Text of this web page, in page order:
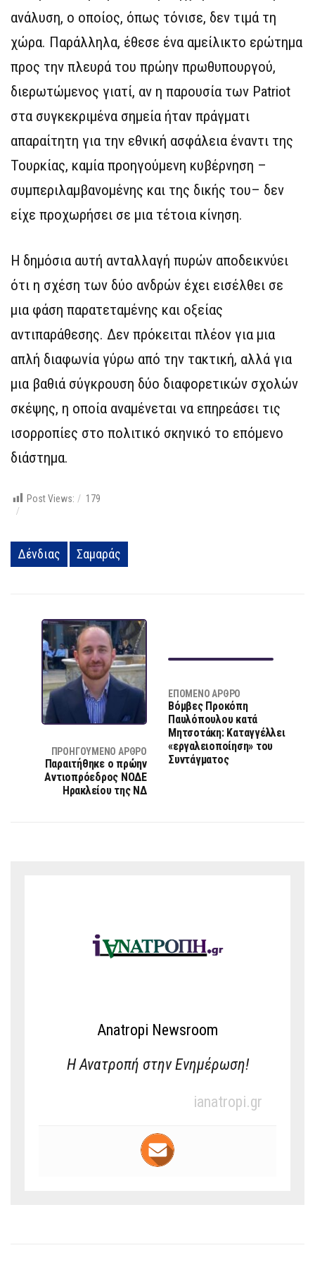
ανάλυση, ο οποίος, όπως τόνισε, δεν τιμά τη
χώρα. Παράλληλα, έθεσε ένα αμείλικτο ερώτημα
προς την πλευρά του πρώην πρωθυπουργού,
διερωτώμενος γιατί, αν η παρουσία των Patriot
στα συγκεκριμένα σημεία ήταν πράγματι
απαραίτητη για την εθνική ασφάλεια έναντι της
Τουρκίας, καμία προηγούμενη κυβέρνηση –
συμπεριλαμβανομένης και της δικής του– δεν
είχε προχωρήσει σε μια τέτοια κίνηση.
Η δημόσια αυτή ανταλλαγή πυρών αποδεικνύει
ότι η σχέση των δύο ανδρών έχει εισέλθει σε
μια φάση παρατεταμένης και οξείας
αντιπαράθεσης. Δεν πρόκειται πλέον για μια
απλή διαφωνία γύρω από την τακτική, αλλά για
μια βαθιά σύγκρουση δύο διαφορετικών σχολών
σκέψης, η οποία αναμένεται να επηρεάσει τις
ισορροπίες στο πολιτικό σκηνικό το επόμενο
διάστημα.
Post Views: 179
Δένδιας Σαμαράς
ΠΡΟΗΓΟΎΜΕΝΟ ΆΡΘΡΟ
Παραιτήθηκε ο πρώην
Αντιοπρόεδρος ΝΟΔΕ
Ηρακλείου της ΝΔ
ΕΠΌΜΕΝΟ ΆΡΘΡΟ
Βόμβες Προκόπη
Παυλόπουλου κατά
Μητσοτάκη: Καταγγέλλει
«εργαλειοποίηση» του
Συντάγματος
Anatropi Newsroom
Η Ανατροπή στην Ενημέρωση!
ianatropi.gr